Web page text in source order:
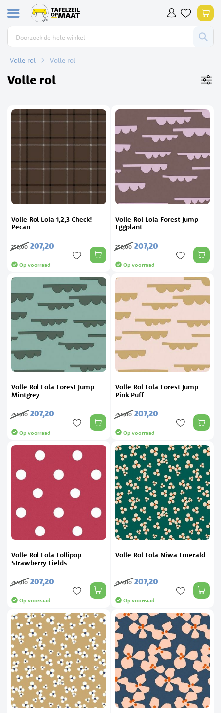
naar
inhoud
Volle rol Volle rol
Volle rol
Volle Rol Lola 1,2,3 Check!
Pecan
207,20
259,00
Op voorraad
Volle Rol Lola Forest Jump
Eggplant
207,20
259,00
Op voorraad
Volle Rol Lola Forest Jump
Mintgrey
207,20
259,00
Op voorraad
Volle Rol Lola Forest Jump
Pink Puff
207,20
259,00
Op voorraad
Volle Rol Lola Lollipop
Strawberry Fields
207,20
259,00
Op voorraad
Volle Rol Lola Niwa Emerald
207,20
259,00
Op voorraad